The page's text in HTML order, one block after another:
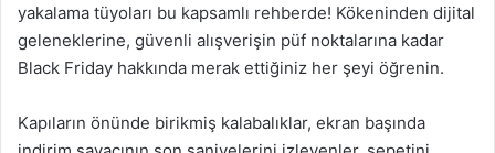
yakalama tüyoları bu kapsamlı rehberde! Kökeninden dijital
geleneklerine, güvenli alışverişin püf noktalarına kadar
Black Friday hakkında merak ettiğiniz her şeyi öğrenin.
Kapıların önünde birikmiş kalabalıklar, ekran başında